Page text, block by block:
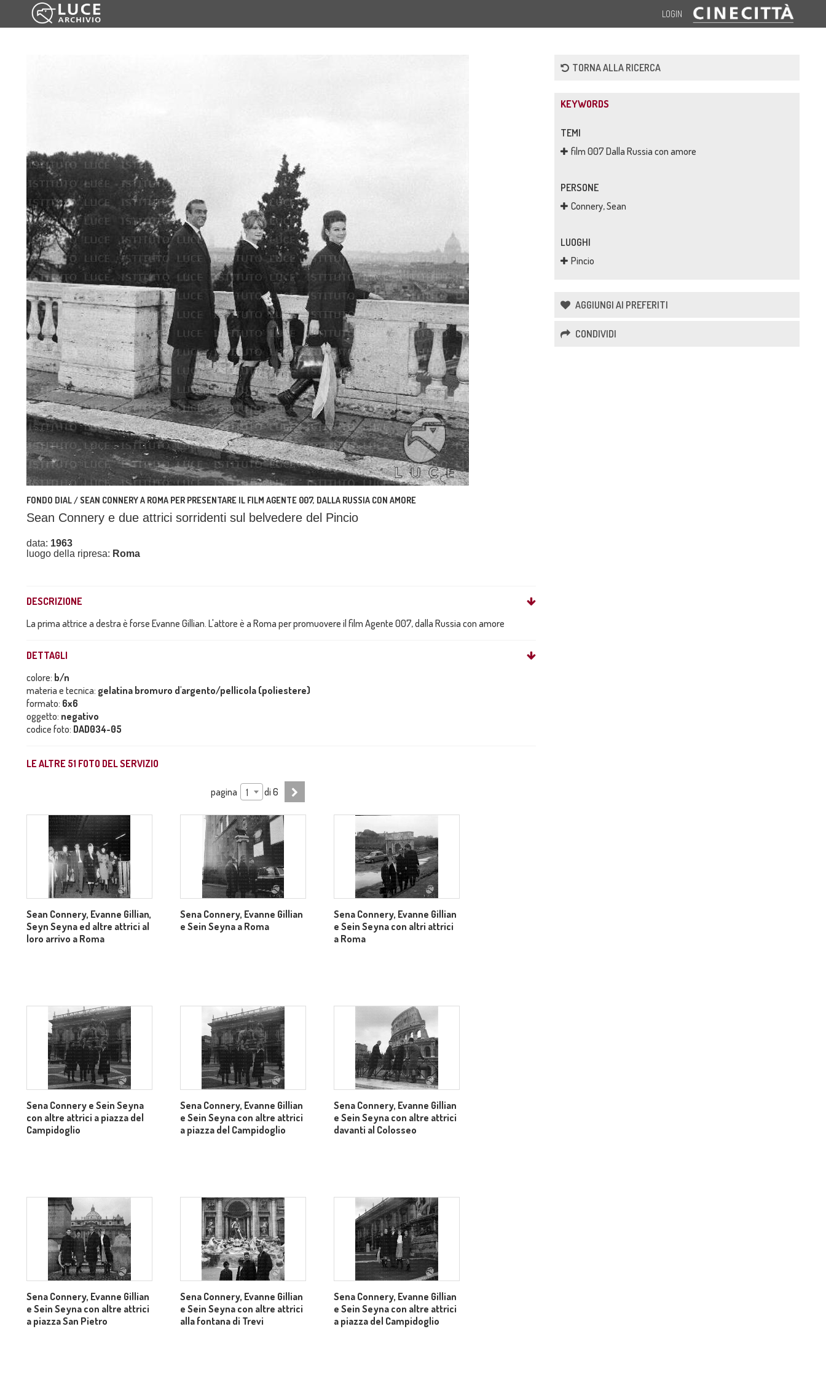
LOGIN
FONDO DIAL / SEAN CONNERY A ROMA PER PRESENTARE IL FILM AGENTE 007, DALLA RUSSIA CON AMORE
Sean Connery e due attrici sorridenti sul belvedere del Pincio
data: 1963
luogo della ripresa: Roma
DESCRIZIONE
La prima attrice a destra è forse Evanne Gillian. L'attore è a Roma per promuovere il film Agente 007, dalla Russia con amore
DETTAGLI
colore: b/n
materia e tecnica: gelatina bromuro d'argento/pellicola (poliestere)
formato: 6x6
oggetto: negativo
codice foto: DAD034-05
LE ALTRE 51 FOTO DEL SERVIZIO
pagina 1 di6
Sean Connery, Evanne Gillian,
Seyn Seyna ed altre attrici al
loro arrivo a Roma
Sena Connery, Evanne Gillian
e Sein Seyna a Roma
Sena Connery, Evanne Gillian
e Sein Seyna con altri attrici
a Roma
Sena Connery e Sein Seyna
con altre attrici a piazza del
Campidoglio
Sena Connery, Evanne Gillian
e Sein Seyna con altre attrici
a piazza del Campidoglio
Sena Connery, Evanne Gillian
e Sein Seyna con altre attrici
davanti al Colosseo
Sena Connery, Evanne Gillian
e Sein Seyna con altre attrici
a piazza San Pietro
Sena Connery, Evanne Gillian
e Sein Seyna con altre attrici
alla fontana di Trevi
Sena Connery, Evanne Gillian
e Sein Seyna con altre attrici
a piazza del Campidoglio
TORNA ALLA RICERCA
KEYWORDS
TEMI
film 007 Dalla Russia con amore
PERSONE
Connery, Sean
LUOGHI
Pincio
AGGIUNGI AI PREFERITI
CONDIVIDI